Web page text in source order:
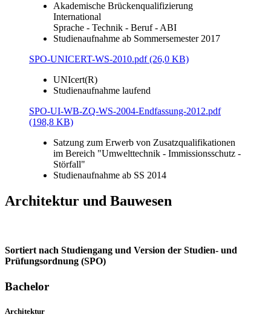
Akademische Brückenqualifizierung
International
Sprache - Technik - Beruf - ABI
Studienaufnahme ab Sommersemester 2017
SPO-UNICERT-WS-2010.pdf (26,0 KB)
UNIcert(R)
Studienaufnahme laufend
SPO-UI-WB-ZQ-WS-2004-Endfassung-2012.pdf
(198,8 KB)
Satzung zum Erwerb von Zusatzqualifikationen
im Bereich "Umwelttechnik - Immissionsschutz -
Störfall"
Studienaufnahme ab SS 2014
Architektur und Bauwesen
Sortiert nach Studiengang und Version der Studien- und
Prüfungsordnung (SPO)
Bachelor
Architektur